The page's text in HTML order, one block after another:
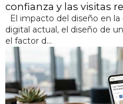
confianza y las visitas
El impacto del diseño en la
digital actual, el diseño de
el factor d...